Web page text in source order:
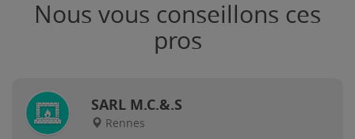
Nous vous conseillons ces
pros
SARL M.C.&.S
Rennes